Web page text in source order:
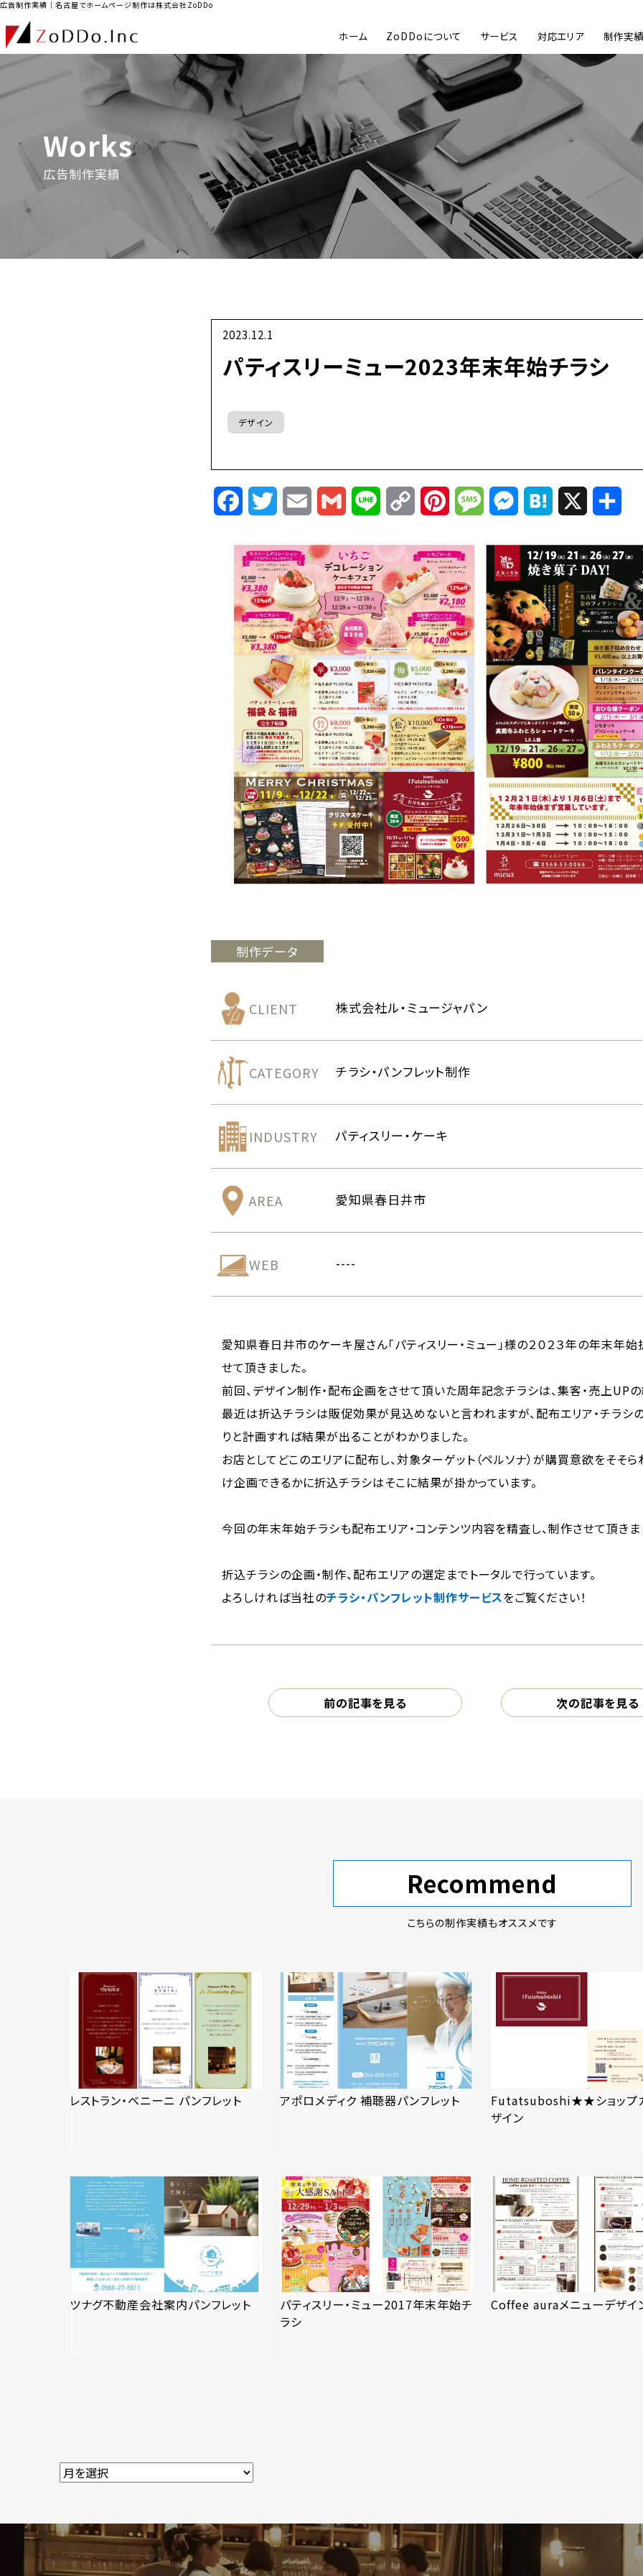
広告制作実績｜名古屋でホームページ制作は株式会社ZoDDo
ホーム ZoDDoについて サービス 対応エリア 制作実績
Works
広告制作実績
2023.12.1
パティスリーミュー2023年末年始チラシ
デザイン
FacebookTwitterEmail Gmail Line
Copy
Link
PinterestMessageMessenger
Hatena
制作データ
CLIENT 株式会社ル・ミュージャパン
CATEGORY チラシ・パンフレット制作
INDUSTRY パティスリー・ケーキ
AREA 愛知県春日井市
WEB ----
愛知県春日井市のケーキ屋さん「パティスリー・ミュー」様の２０２３年の年末年
せて頂きました。
前回、デザイン制作・配布企画をさせて頂いた周年記念チラシは、集客・売上UP
最近は折込チラシは販促効果が見込めないと言われますが、配布エリア・チラシ
りと計画すれば結果が出ることがわかりました。
お店としてどこのエリアに配布し、対象ターゲット（ペルソナ）が購買意欲をそそ
け企画できるかに折込チラシはそこに結果が掛かっています。
今回の年末年始チラシも配布エリア・コンテンツ内容を精査し、制作させて頂きま
折込チラシの企画・制作、配布エリアの選定までトータルで行っています。
よろしければ当社のチラシ・パンフレット制作サービスをご覧ください！
前の記事を見る 次の記事を見る
Recommend
こちらの制作実績もオススメです
レストラン・ベニーニ パンフレット アポロメディク 補聴器パンフレット
Futatsuboshi★★ショップ
ザイン
ツナグ不動産会社案内パンフレット
パティスリー・ミュー2017年末年始チ
ラシ
Coffee auraメニューデザイ